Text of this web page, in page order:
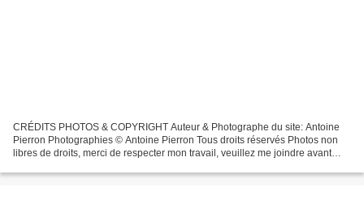
CRÉDITS PHOTOS & COPYRIGHT Auteur & Photographe du site: Antoine
Pierron Photographies © Antoine Pierron Tous droits réservés Photos non
libres de droits, merci de respecter mon travail, veuillez me joindre avant